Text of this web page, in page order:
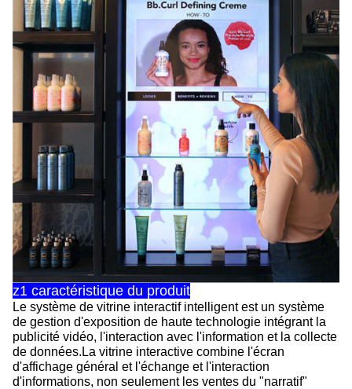
z1 caractéristique du produit
Le système de vitrine interactif intelligent est un système
de gestion d'exposition de haute technologie intégrant la
publicité vidéo, l'interaction avec l'information et la collecte
de données.La vitrine interactive combine l'écran
d'affichage général et l'échange et l'interaction
d'informations, non seulement les ventes du "narratif"